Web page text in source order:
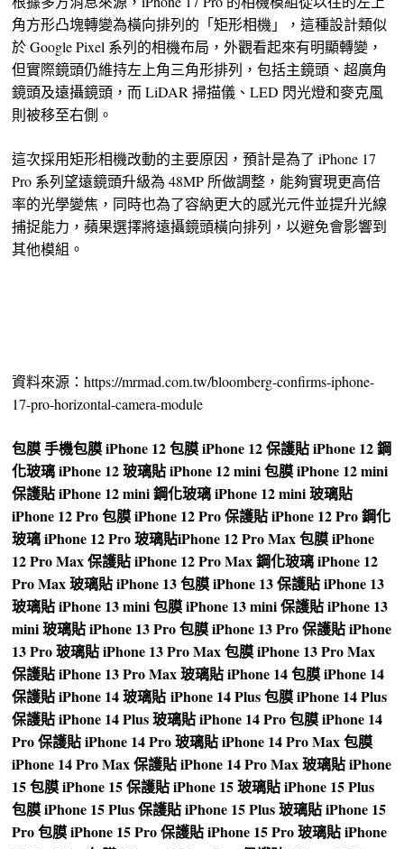
角方形凸塊轉變為橫向排列的「矩形相機」，這種設計類似
於 Google Pixel 系列的相機布局，外觀看起來有明顯轉變，
但實際鏡頭仍維持左上角三角形排列，包括主鏡頭、超廣角
鏡頭及遠攝鏡頭，而 LiDAR 掃描儀、LED 閃光燈和麥克風
則被移至右側。
這次採用矩形相機改動的主要原因，預計是為了 iPhone 17
Pro 系列望遠鏡頭升級為 48MP 所做調整，能夠實現更高倍
率的光學變焦，同時也為了容納更大的感光元件並提升光線
捕捉能力，蘋果選擇將遠攝鏡頭橫向排列，以避免會影響到
其他模組。
資料來源：https://mrmad.com.tw/bloomberg-confirms-iphone-
17-pro-horizontal-camera-module
包膜手機包膜iPhone 12 包膜iPhone 12 保護貼iPhone 12 鋼
化玻璃iPhone 12 玻璃貼iPhone 12 mini 包膜iPhone 12 mini
保護貼iPhone 12 mini 鋼化玻璃iPhone 12 mini 玻璃貼
iPhone 12 Pro 包膜iPhone 12 Pro 保護貼iPhone 12 Pro 鋼化
玻璃iPhone 12 Pro 玻璃貼iPhone 12 Pro Max 包膜iPhone
12 Pro Max 保護貼iPhone 12 Pro Max 鋼化玻璃iPhone 12
Pro Max 玻璃貼iPhone 13 包膜iPhone 13 保護貼iPhone 13
玻璃貼iPhone 13 mini 包膜iPhone 13 mini 保護貼iPhone 13
mini 玻璃貼iPhone 13 Pro 包膜iPhone 13 Pro 保護貼iPhone
13 Pro 玻璃貼iPhone 13 Pro Max 包膜iPhone 13 Pro Max
保護貼iPhone 13 Pro Max 玻璃貼iPhone 14 包膜iPhone 14
保護貼iPhone 14 玻璃貼iPhone 14 Plus 包膜iPhone 14 Plus
保護貼iPhone 14 Plus 玻璃貼iPhone 14 Pro 包膜iPhone 14
Pro 保護貼iPhone 14 Pro 玻璃貼iPhone 14 Pro Max 包膜
iPhone 14 Pro Max 保護貼iPhone 14 Pro Max 玻璃貼iPhone
15 包膜iPhone 15 保護貼iPhone 15 玻璃貼iPhone 15 Plus
包膜iPhone 15 Plus 保護貼iPhone 15 Plus 玻璃貼iPhone 15
Pro 包膜iPhone 15 Pro 保護貼iPhone 15 Pro 玻璃貼iPhone